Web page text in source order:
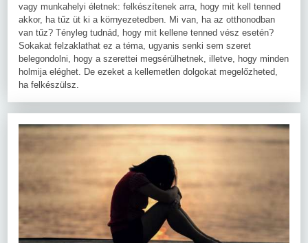
vagy munkahelyi életnek: felkészítenek arra, hogy mit kell tenned
akkor, ha tűz üt ki a környezetedben. Mi van, ha az otthonodban
van tűz? Tényleg tudnád, hogy mit kellene tenned vész esetén?
Sokakat felzaklathat ez a téma, ugyanis senki sem szeret
belegondolni, hogy a szerettei megsérülhetnek, illetve, hogy minden
holmija eléghet. De ezeket a kellemetlen dolgokat megelőzheted,
ha felkészülsz.